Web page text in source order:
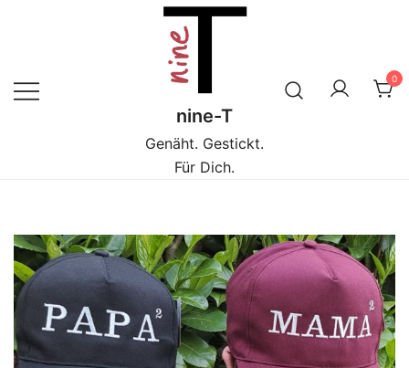
nine-T
Genäht. Gestickt.
Für Dich.
0